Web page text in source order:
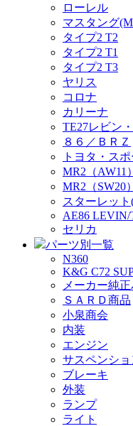
ローレル
マスタング
タイプ2 T2
タイプ2 T1
タイプ2 T3
ヤリス
コロナ
カリーナ
TE27レビン
８６／ＢＲＺ
トヨタ・ス
MR2（AW11）
MR2（SW20）
スターレット
AE86 LEVIN/
セリカ
パーツ別一覧
N360
K&G C72
メーカー純
ＳＡＲＤ商品
小泉商会
内装
エンジン
サスペンショ
ブレーキ
外装
ランプ
ライト